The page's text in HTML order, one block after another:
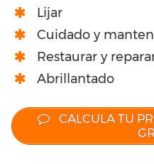
Lijar
Cuidado y
Restaurar y
Abrillantado
CALCULA TU